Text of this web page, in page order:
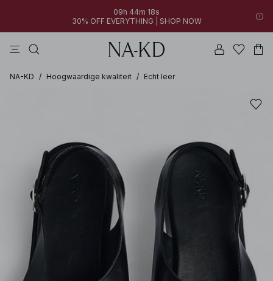
09h 44m 18s
30% OFF EVERYTHING | SHOP NOW
NA-KD / Hoogwaardige kwaliteit / Echt leer